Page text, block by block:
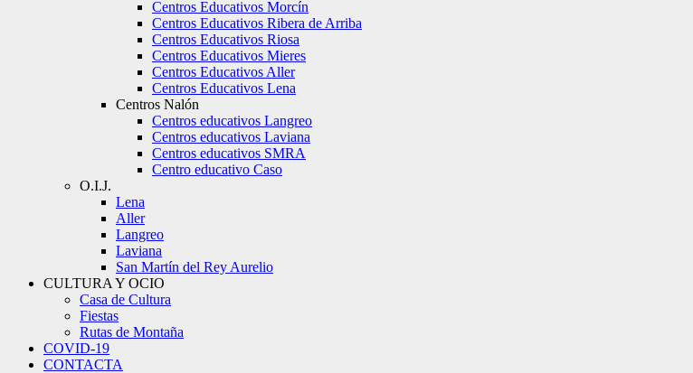
Centros Educativos Morcín
Centros Educativos Ribera de Arriba
Centros Educativos Riosa
Centros Educativos Mieres
Centros Educativos Aller
Centros Educativos Lena
Centros Nalón
Centros educativos Langreo
Centros educativos Laviana
Centros educativos SMRA
Centro educativo Caso
O.I.J.
Lena
Aller
Langreo
Laviana
San Martín del Rey Aurelio
CULTURA Y OCIO
Casa de Cultura
Fiestas
Rutas de Montaña
COVID-19
CONTACTA